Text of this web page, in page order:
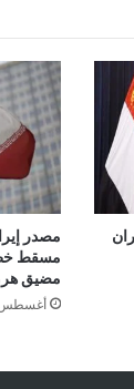
مصدر
مسقط خطة
مضيق
أغسطس 4,